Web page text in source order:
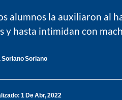
alumnos la auxiliaron al
y hasta intimidan con
Soriano Soriano
1 De Abr, 2022